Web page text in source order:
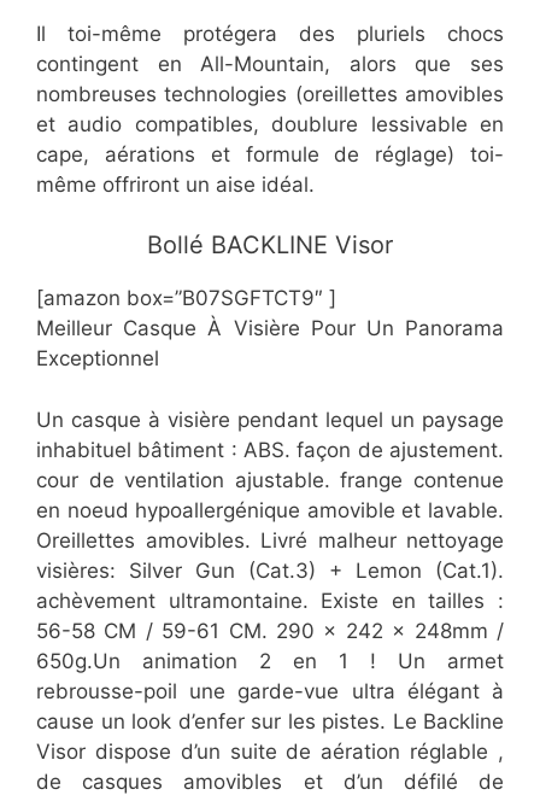
Il toi-même protégera des pluriels chocs
contingent en All-Mountain, alors que ses
nombreuses technologies (oreillettes amovibles
et audio compatibles, doublure lessivable en
cape, aérations et formule de réglage) toi-
même offriront un aise idéal.
​​​Bollé BACKLINE Visor
[amazon box=”​​B07SGFTCT9″ ]
Meilleur Casque À Visière Pour Un Panorama
Exceptionnel
Un casque à visière pendant lequel un paysage
inhabituel bâtiment : ABS. façon de ajustement.
cour de ventilation ajustable. frange contenue
en noeud hypoallergénique amovible et lavable.
Oreillettes amovibles. Livré malheur nettoyage
visières: Silver Gun (Cat.3) + Lemon (Cat.1).
achèvement ultramontaine. Existe en tailles :
56-58 CM / 59-61 CM. 290 x 242 x 248mm /
650g.Un animation 2 en 1 ! Un armet
rebrousse-poil une garde-vue ultra élégant à
cause un look d’enfer sur les pistes. Le Backline
Visor dispose d’un suite de aération réglable ,
de casques amovibles et d’un défilé de